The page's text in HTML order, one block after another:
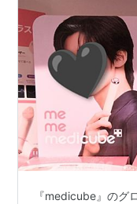
『medicube』のグ